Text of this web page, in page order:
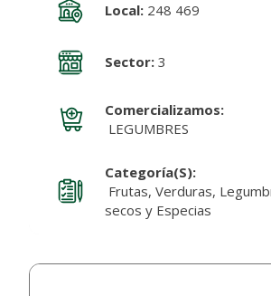
Local:248 469
Sector:3
Comercializamos:
LEGUMBRES
Categoría(s):
Frutas, Verduras,
secos y Especias